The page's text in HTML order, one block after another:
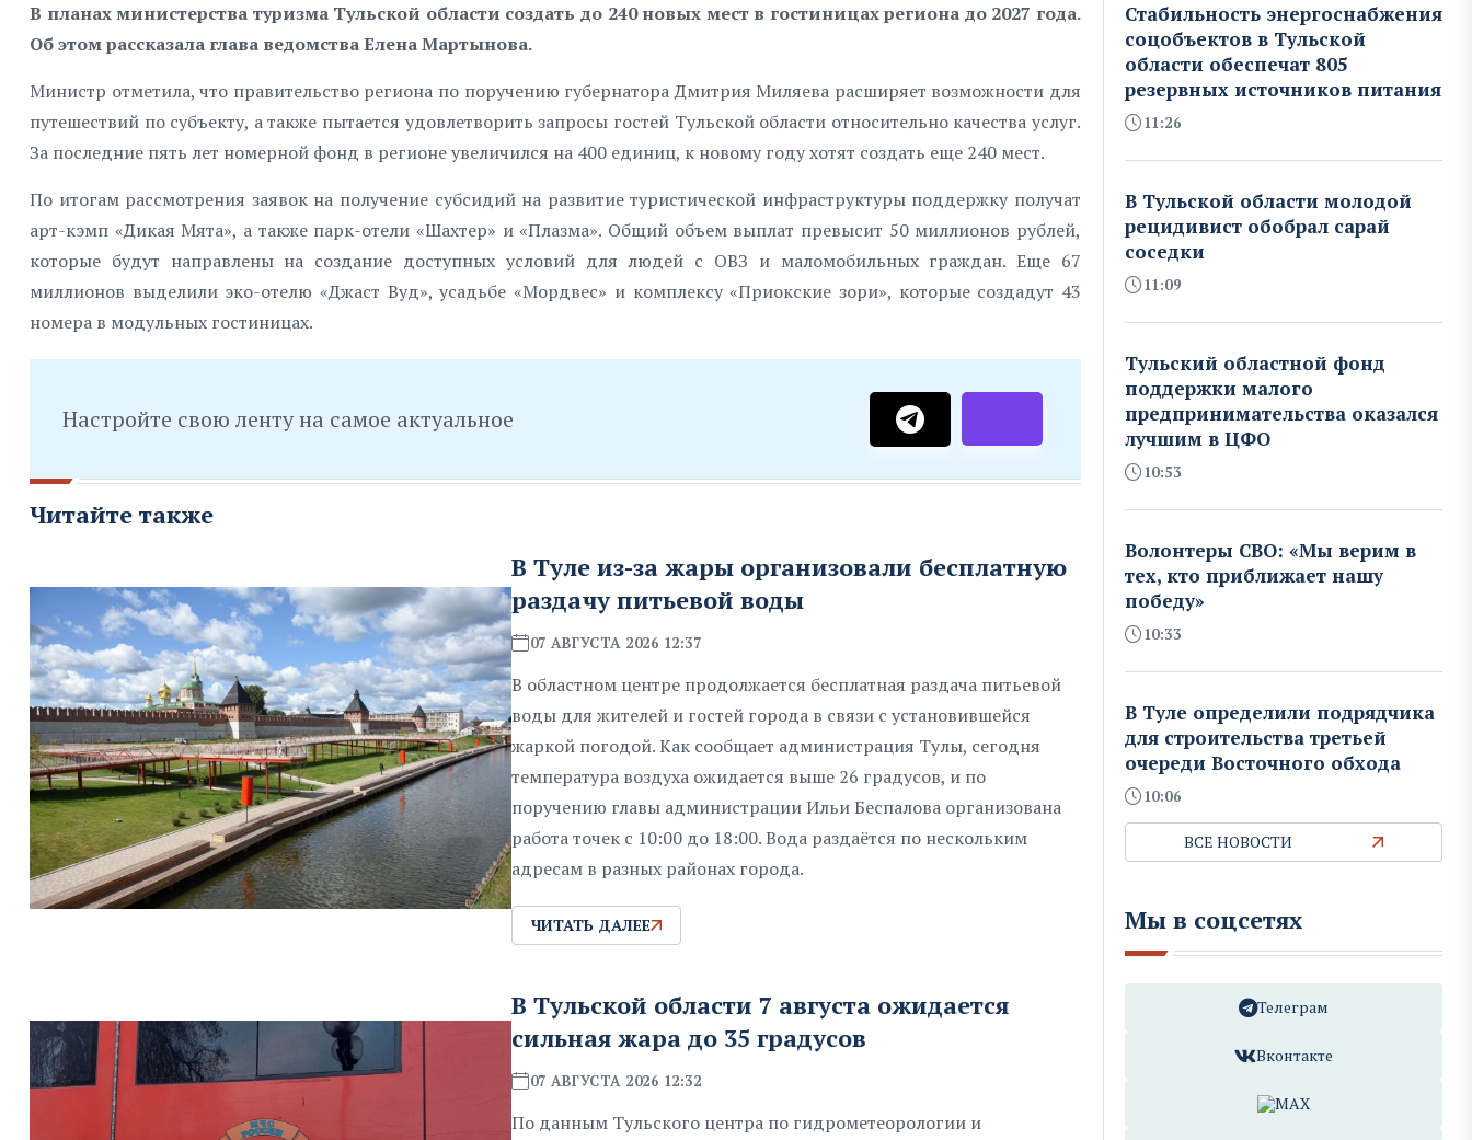
В планах министерства туризма Тульской области создать до 240 новых мест в гостиницах региона до 2027 года.
Об этом рассказала глава ведомства Елена Мартынова.
Министр отметила, что правительство региона по поручению губернатора Дмитрия Миляева расширяет возможности для
путешествий по субъекту, а также пытается удовлетворить запросы гостей Тульской области относительно качества услуг.
За последние пять лет номерной фонд в регионе увеличился на 400 единиц, к новому году хотят создать еще 240 мест.
По итогам рассмотрения заявок на получение субсидий на развитие туристической инфраструктуры поддержку получат
арт-кэмп «Дикая Мята», а также парк-отели «Шахтер» и «Плазма». Общий объем выплат превысит 50 миллионов рублей,
которые будут направлены на создание доступных условий для людей с ОВЗ и маломобильных граждан. Еще 67
миллионов выделили эко-отелю «Джаст Вуд», усадьбе «Мордвес» и комплексу «Приокские зори», которые создадут 43
номера в модульных гостиницах.
Настройте свою ленту на самое актуальное
Читайте также
В Туле из-за жары организовали бесплатную
раздачу питьевой воды
07 АВГУСТА 2026 12:37
В областном центре продолжается бесплатная раздача питьевой
воды для жителей и гостей города в связи с установившейся
жаркой погодой. Как сообщает администрация Тулы, сегодня
температура воздуха ожидается выше 26 градусов, и по
поручению главы администрации Ильи Беспалова организована
работа точек с 10:00 до 18:00. Вода раздаётся по нескольким
адресам в разных районах города.
ЧИТАТЬ ДАЛЕЕ
В Тульской области 7 августа ожидается
сильная жара до 35 градусов
07 АВГУСТА 2026 12:32
По данным Тульского центра по гидрометеорологии и
Стабильность энергоснабжения
соцобъектов в Тульской
области обеспечат 805
резервных источников питания
11:26
В Тульской области молодой
рецидивист обобрал сарай
соседки
11:09
Тульский областной фонд
поддержки малого
предпринимательства оказался
лучшим в ЦФО
10:53
Волонтеры СВО: «Мы верим в
тех, кто приближает нашу
победу»
10:33
В Туле определили подрядчика
для строительства третьей
очереди Восточного обхода
10:06
ВСЕ НОВОСТИ
Мы в соцсетях
Телеграм
Вконтакте
MAX